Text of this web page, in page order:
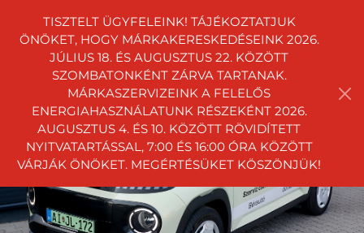
TISZTELT ÜGYFELEINK! TÁJÉKOZTATJUK
ÖNÖKET, HOGY MÁRKAKERESKEDÉSEINK 2026.
JÚLIUS 18. ÉS AUGUSZTUS 22. KÖZÖTT
SZOMBATONKÉNT ZÁRVA TARTANAK.
MÁRKASZERVIZEINK A FELELŐS
ENERGIAHASZNÁLATUNK RÉSZEKÉNT 2026.
AUGUSZTUS 4. ÉS 10. KÖZÖTT RÖVIDÍTETT
NYITVATARTÁSSAL, 7:00 ÉS 16:00 ÓRA KÖZÖTT
VÁRJÁK ÖNÖKET. MEGÉRTÉSÜKET KÖSZÖNJÜK!